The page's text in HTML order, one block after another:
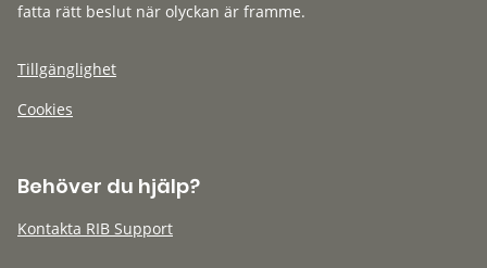
fatta rätt beslut när olyckan är framme.
Tillgänglighet
Cookies
Behöver du hjälp?
Kontakta RIB Support